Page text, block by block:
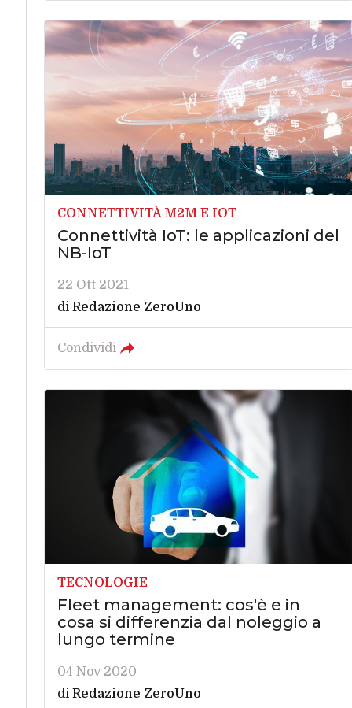
CONNETTIVITÀ M2M E IOT
Connettività IoT: le applicazioni del
NB-IoT
22 Ott 2021
di Redazione ZeroUno
Condividi
TECNOLOGIE
Fleet management: cos'è e in
cosa si differenzia dal noleggio a
lungo termine
04 Nov 2020
di Redazione ZeroUno